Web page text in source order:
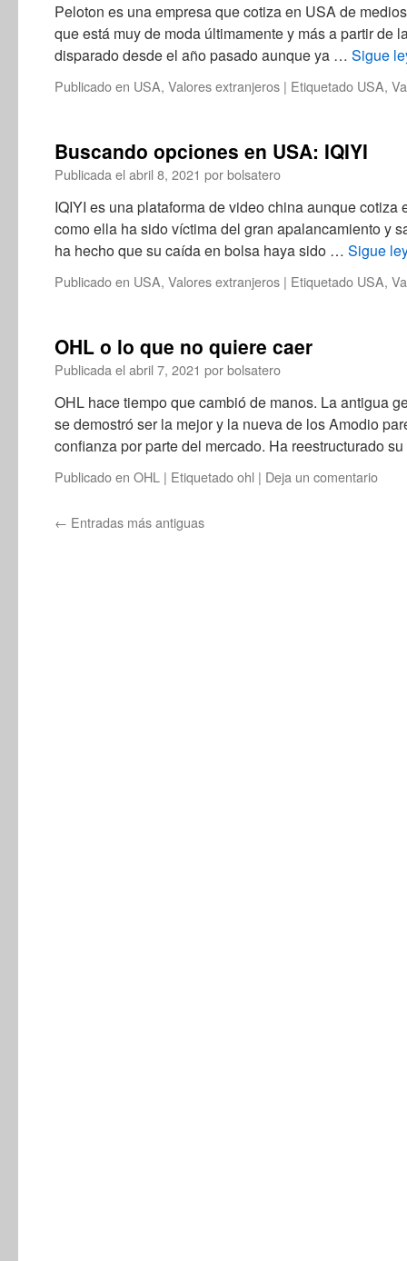
Peloton es una empresa que cotiza en USA de
que está muy de moda últimamente y más a partir de
disparado desde el año pasado aunque ya … Sigue
Publicado en USA, Valores extranjeros | Etiquetado USA,
Buscando opciones en USA: IQIYI
Publicada el abril 8, 2021 porbolsatero
IQIYI es una plataforma de video china aunque
como ella ha sido víctima del gran apalancamiento y
ha hecho que su caída en bolsa haya sido … Sigue
Publicado en USA, Valores extranjeros | Etiquetado USA,
OHL o lo que no quiere caer
Publicada el abril 7, 2021 porbolsatero
OHL hace tiempo que cambió de manos. La antigua
se demostró ser la mejor y la nueva de los Amodio
confianza por parte del mercado. Ha reestructurado
Publicado en OHL | Etiquetadoohl | Deja un comentario
← Entradas más antiguas